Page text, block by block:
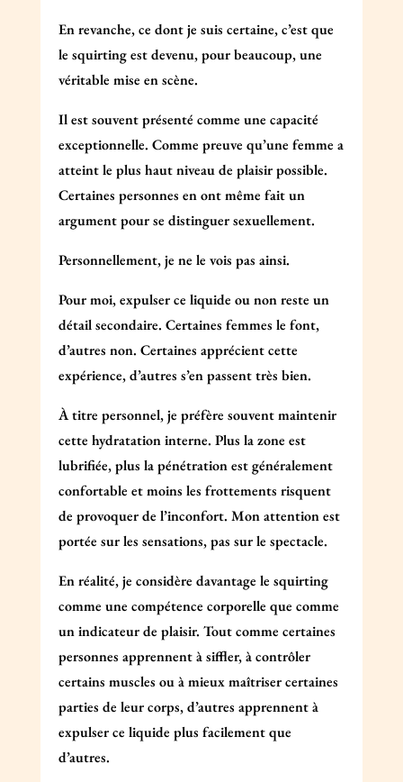
En revanche, ce dont je suis certaine, c’est que
le squirting est devenu, pour beaucoup, une
véritable mise en scène.
Il est souvent présenté comme une capacité
exceptionnelle. Comme preuve qu’une femme a
atteint le plus haut niveau de plaisir possible.
Certaines personnes en ont même fait un
argument pour se distinguer sexuellement.
Personnellement, je ne le vois pas ainsi.
Pour moi, expulser ce liquide ou non reste un
détail secondaire. Certaines femmes le font,
d’autres non. Certaines apprécient cette
expérience, d’autres s’en passent très bien.
À titre personnel, je préfère souvent maintenir
cette hydratation interne. Plus la zone est
lubrifiée, plus la pénétration est généralement
confortable et moins les frottements risquent
de provoquer de l’inconfort. Mon attention est
portée sur les sensations, pas sur le spectacle.
En réalité, je considère davantage le squirting
comme une compétence corporelle que comme
un indicateur de plaisir. Tout comme certaines
personnes apprennent à siffler, à contrôler
certains muscles ou à mieux maîtriser certaines
parties de leur corps, d’autres apprennent à
expulser ce liquide plus facilement que
d’autres.